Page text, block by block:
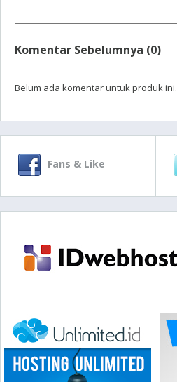
Komentar Sebelumnya (0)
Belum ada komentar untuk produk ini.
Fans & Like